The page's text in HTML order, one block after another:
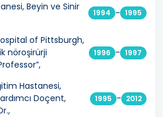
Beyin ve Sinir
1994 - 1995
of Pittsburgh,
nöroşirürji
1996 - 1997
Hastanesi,
Doçent,
1995 - 2012